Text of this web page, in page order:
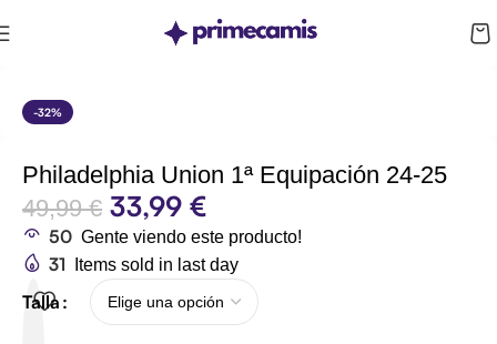
-32%
Philadelphia Union 1ª Equipación 24-25
49,99€ 33,99 €
50 Gente viendo este producto!
31 Items sold in last day
Talla